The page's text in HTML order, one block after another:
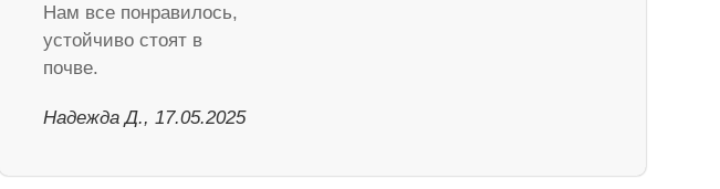
Нам все понравилось,
устойчиво стоят в
почве.
Надежда Д., 17.05.2025